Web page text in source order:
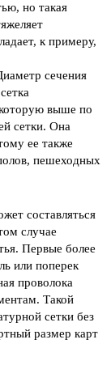
но такая
к примеру,
сечения
выше по
сетки. Она
ее также
пешеходных
составляться
случае
Первые более
или поперек
проволока
Такой
сетки без
размер карт